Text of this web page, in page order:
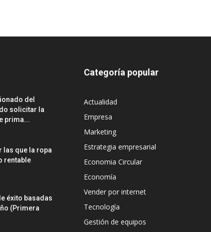
del
solicitar la
prima...
las que la ropa
rentable
éxito basadas
(Primera
Categoría popular
Actualidad
Empresa
Marketing
Estrategia empresarial
Economia Circular
Economía
Vender por internet
Tecnología
Gestión de equipos